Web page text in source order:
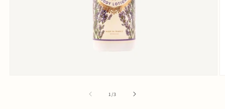
1 /de
3